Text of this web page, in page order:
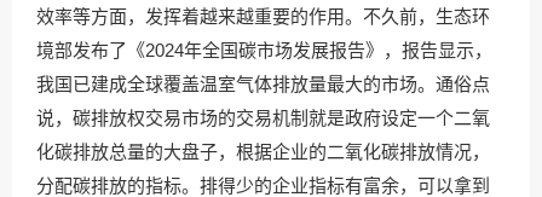
效率等方面，发挥着越来越重要的作用。不久前，生态环
境部发布了《2024年全国碳市场发展报告》，报告显示，
我国已建成全球覆盖温室气体排放量最大的市场。通俗点
说，碳排放权交易市场的交易机制就是政府设定一个二氧
化碳排放总量的大盘子，根据企业的二氧化碳排放情况，
分配碳排放的指标。排得少的企业指标有富余，可以拿到